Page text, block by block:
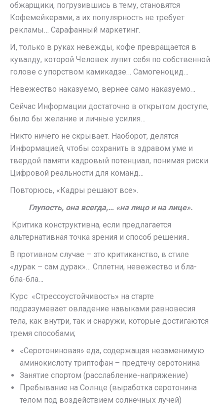
обжарщики, погрузившись в тему, становятся
Кофемейкерами, а их популярность не требует
рекламы… Сарафанный маркетинг.
И, только в руках невежды, кофе превращается в
кувалду, которой Человек лупит себя по собственной
голове с упорством камикадзе… Самогеноцид…
Невежество наказуемо, вернее само наказуемо…
Сейчас Информации достаточно в открытом доступе,
было бы желание и личные усилия…
Никто ничего не скрывает. Наоборот, делятся
Информацией, чтобы сохранить в здравом уме и
твердой памяти кадровый потенциал, понимая риски
Цифровой реальности для команд…
Повторюсь, «Кадры решают все».
Глупость, она всегда,… «на лицо и на лице».
Критика конструктивна, если предлагается
альтернативная точка зрения и способ решения..
В противном случае – это критиканство, в стиле
«дурак – сам дурак»… Сплетни, невежество и бла-
бла-бла…
Курс «Стрессоустойчивость» на старте
подразумевает овладение навыками равновесия
тела, как внутри, так и снаружи, которые достигаются
тремя способами;
«Серотониновая» еда, содержащая незаменимую
аминокислоту триптофан – предтечу серотонина
Занятие спортом (расслабление-напряжение)
Пребывание на Солнце (выработка серотонина
телом под воздействием солнечных лучей)